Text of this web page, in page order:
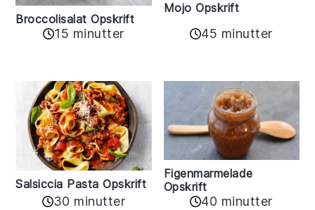
Broccolisalat Opskrift
15 minutter
Mojo Opskrift
45 minutter
Salsiccia Pasta Opskrift
30 minutter
Figenmarmelade
Opskrift
40 minutter